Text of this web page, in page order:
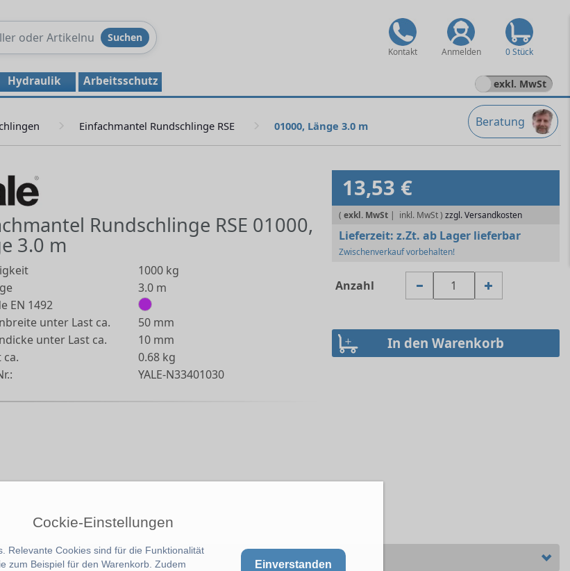
Cockie-Einstellungen
Relevante Cookies sind für die Funktionalität
zum Beispiel für den Warenkorb. Zudem
Einverstanden
Produkte
Suchen
Kontakt Anmelden 0 Stück
Hydraulik Arbeitsschutz exkl. MwSt
Beratung
Einfachmantel Rundschlinge RSE 01000, Länge 3.0 m
Rundschlinge RSE 01000,
3.0 m
1000 kg
3.0 m
EN 1492
unter Last ca.
50 mm
unter Last ca.
10 mm
ca.
0.68 kg
YALE-N33401030
13,53 €
( exkl. MwSt | zzgl. Versandkosten
Lieferzeit: z.Zt. ab Lager lieferbar
Zwischenverkauf vorbehalten!
Anzahl